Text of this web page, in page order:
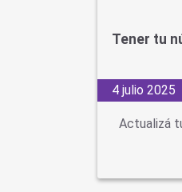
Tener tu
4 julio 2025
Actualizá